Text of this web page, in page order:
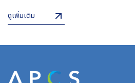
Plant Project (150MWp) PMC for 220KV Substation Loc
ดูเพิ่มเติม